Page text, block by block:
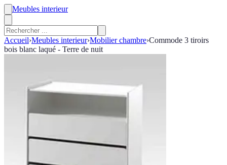
Meubles interieur
Accueil›Meubles interieur›Mobilier chambre›Commode 3 tiroirs
bois blanc laqué - Terre de nuit